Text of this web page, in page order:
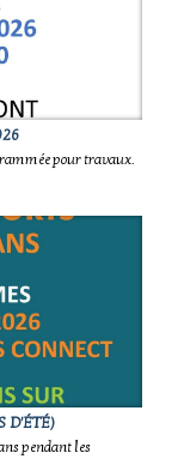
pour travaux.
D'ÉTÉ)
pendant les